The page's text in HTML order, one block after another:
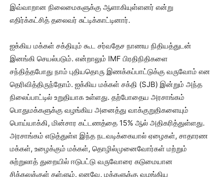
இவ்வாறான நிலைமைகளுக்கு ஆளாகியுள்ளனர் என்று
எதிர்க்கட்சித் தலைவர் சுட்டிக்காட்டினார்.
ஐக்கிய மக்கள் சக்தியும் கூட சர்வதேச நாணய நிதியத்துடன்
இனங்கி செயல்படும். என்றாலும் IMF பிரதிநிதிகளை
சந்தித்தபோது நாம் புதியதொரு இணக்கப்பாட்டுக்கு வருவோம் என
தெரிவித்திருந்தோம். ஐக்கிய மக்கள் சக்தி (SJB) இன்றும் அந்த
நிலைப்பாட்டில் உறுதியாக உள்ளது. தற்போதைய அரசாங்கம்
பொதுமக்களுக்கு வழங்கிய அனைத்து வாக்குறுதிகளையும்
பொய்யாக்கி, மின்சார கட்டணத்தை 15% ஆல் அதிகரித்துள்ளது.
அரசாங்கம் எடுத்துள்எ இந்த நடவடிக்கையால் ஏழைகள், சாதாரண
மக்கள், உழைக்கும் மக்கள், தொழில்முனைவோர்கள் மற்றும்
சுற்றுலாத் துறையில் ஈடுபட்டு வருவோரை கடுமையான
சிக்கலுக்குள் தள்ளும். எனவே, மக்களுக்கு வழங்கிய